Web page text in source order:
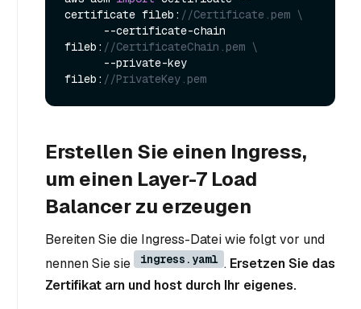
certificate fileb: //Certificate.pem \
fileb: //CertificateChain.pem \
fileb: //PrivateKey.pem
Erstellen Sie einen Ingress,
um einen Layer-7 Load
Balancer zu erzeugen
Bereiten Sie die Ingress-Datei wie folgt vor und
nennen Sie sie
ingress.yaml . Ersetzen Sie das
Zertifikat arn und host durch Ihr eigenes.